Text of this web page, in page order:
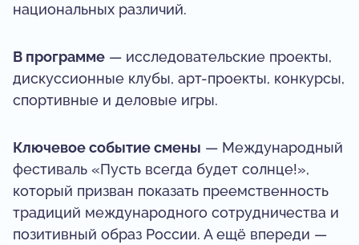
национальных различий.
В программе — исследовательские проекты,
дискуссионные клубы, арт-проекты, конкурсы,
спортивные и деловые игры.
Ключевое событие смены — Международный
фестиваль «Пусть всегда будет солнце!»,
который призван показать преемственность
традиций международного сотрудничества и
позитивный образ России. А ещё впереди —